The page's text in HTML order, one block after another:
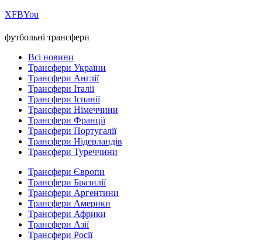
ХFBYou
футбольні трансфери
Всі новини
Трансфери України
Трансфери Англії
Трансфери Італії
Трансфери Іспанії
Трансфери Німеччини
Трансфери Франції
Трансфери Португалії
Трансфери Нідерландів
Трансфери Туреччини
Трансфери Європи
Трансфери Бразилії
Трансфери Аргентини
Трансфери Америки
Трансфери Африки
Трансфери Азії
Трансфери Росії